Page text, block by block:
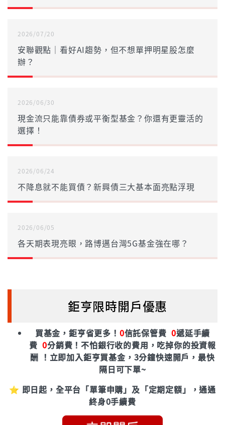
2026/07/20
安聯觀點｜看好AI趨勢，但不想單押明星股怎麼
辦？
2026/06/30
現金流只能靠債券或平衡型基金？你還有更靈活的
選擇！
2026/06/24
不降息就不能買債？新興債三大基本面亮點浮現
2026/06/05
各天期表現亮眼，路博邁台灣5G基金強在哪？
鉅亨限時開戶優惠
買基金，鉅亨省更多！ 0信託保管費0遞延手續
費0分銷費！不怕銀行收的費用，吃掉你的投資報
酬 ！立即加入鉅亨買基金，3分鐘快速開戶，最快
隔日可下單~
⭐ 即日起，全平台「單筆申購」及「定期定額」，通通
終身0手續費